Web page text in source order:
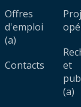
Offres
d'emploi
(a)
Contacts
et
(a)